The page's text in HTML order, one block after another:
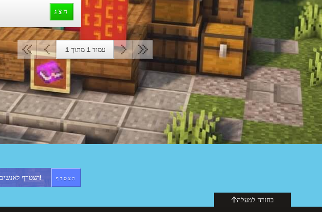
הצג
עמוד 1 מתוך 1
הצטרף לאנשים יצירתיים אחרים היום! הצטרף
בחזרה למעלה